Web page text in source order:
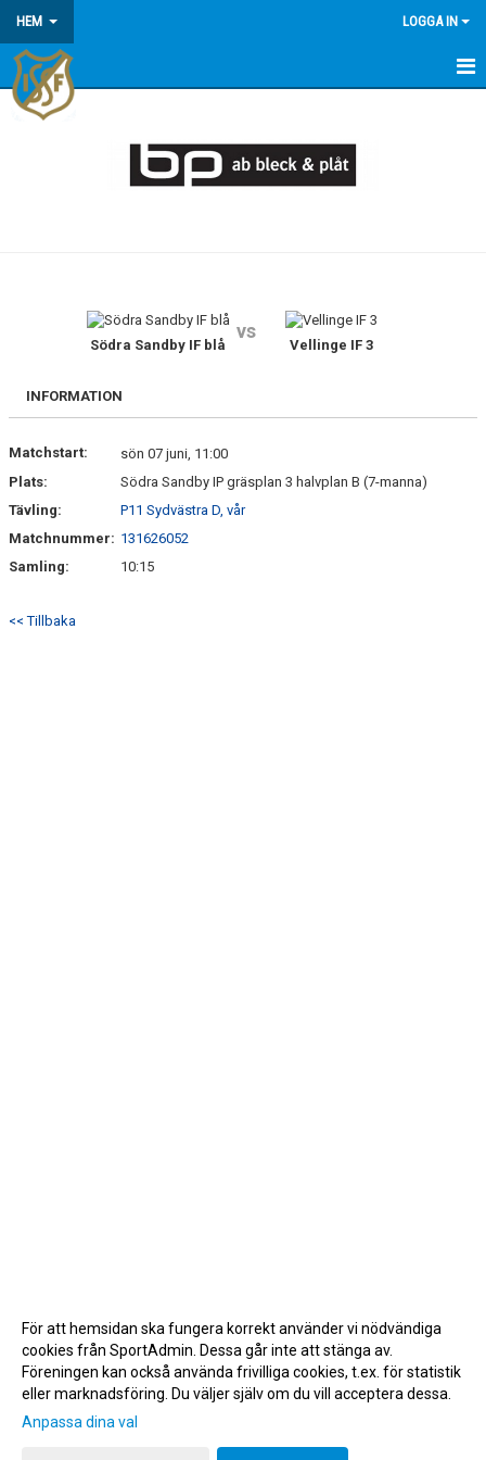
HEM LOGGA IN
HEM
ÅRSÖVERSIKTSödra Sandby IF blå
vs
Vellinge IF 3
INFORMATION
Matchstart:
sön 07 juni, 11:00
Plats:
Södra Sandby IP gräsplan 3 halvplan B (7-manna)
Tävling:
P11 Sydvästra D, vår
Matchnummer: 131626052
Samling:
10:15
<< Tillbaka
Gå till Webbversion
För att hemsidan ska fungera korrekt använder vi nödvändiga
cookies från SportAdmin. Dessa går inte att stänga av.
Föreningen kan också använda frivilliga cookies, t.ex. för statistik
eller marknadsföring. Du väljer själv om du vill acceptera dessa.
Anpassa dina val